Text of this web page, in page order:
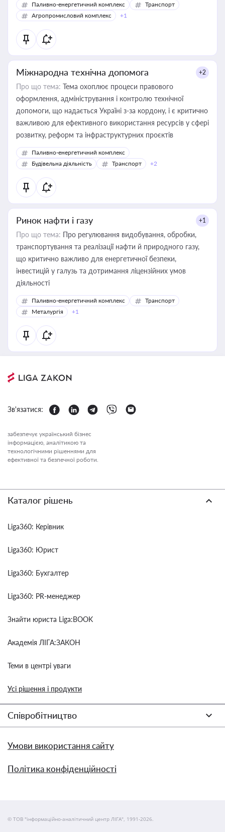
Паливно-енергетичний комплекс
Транспорт
Агропромисловий комплекс
+1
Міжнародна технічна допомога +2
Про що тема: Тема охоплює процеси правового
оформлення, адміністрування і контролю технічної
допомоги, що надається Україні з-за кордону, і є критично
важливою для ефективного використання ресурсів у сфері
розвитку, реформ та інфраструктурних проєктів
Паливно-енергетичний комплекс
Будівельна діяльність
Транспорт +2
Ринок нафти і газу +1
Про що тема: Про регулювання видобування, обробки,
транспортування та реалізації нафти й природного газу,
що критично важливо для енергетичної безпеки,
інвестицій у галузь та дотримання ліцензійних умов
діяльності
Паливно-енергетичний комплекс
Транспорт
Металургія
+1
Зв'язатися:
забезпечує український бізнес
інформацією, аналітикою та
технологічними рішеннями для
ефективної та безпечної роботи.
Каталог рішень
Liga360: Керівник
Liga360: Юрист
Liga360: Бухгалтер
Liga360: PR-менеджер
Знайти юриста Liga:BOOK
Академія ЛІГА:ЗАКОН
Теми в центрі уваги
Усі рішення і продукти
Співробітництво
Умови використання сайту
Політика конфіденційності
© ТОВ "інформаційно-аналітичний центр ЛІГА", 1991-2026.